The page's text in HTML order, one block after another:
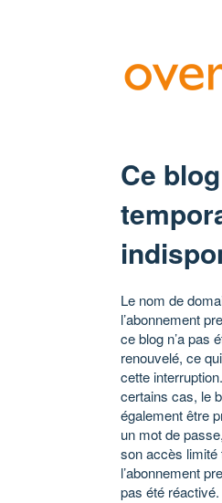
Ce
Le nom de
l’abonnement
ce blog n’a pas
renouvelé, ce
cette
certains cas, le
également être
un mot de
son accès limité
l’abonnement
pas été réactivé.